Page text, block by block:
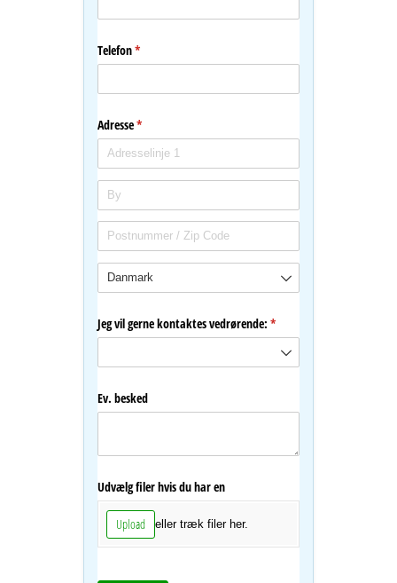
Telefon*
(påkrævet)
Adresse*
(påkrævet)
Jeg vil gerne kontaktes vedrørende: *
(påkrævet)
Ev. besked
Udvælg filer hvis du har en
Upload eller træk filer her.